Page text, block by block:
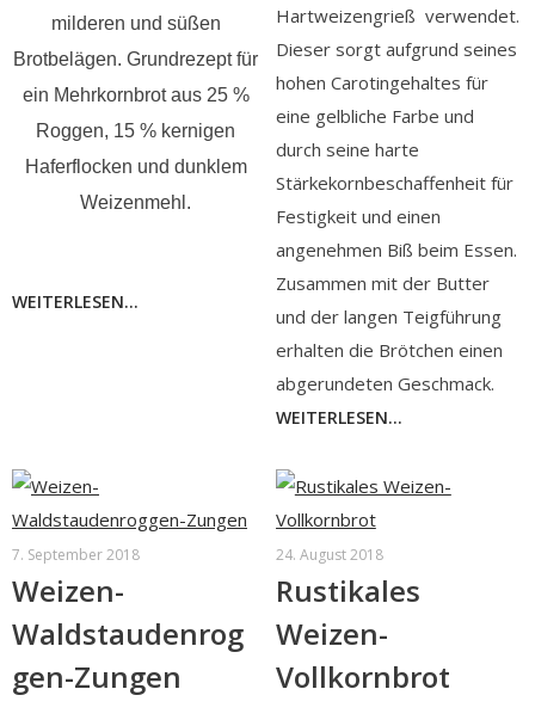
milderen und süßen
Brotbelägen. Grundrezept für
ein Mehrkornbrot aus 25 %
Roggen, 15 % kernigen
Haferflocken und dunklem
Weizenmehl.
WEITERLESEN...
Hartweizengrieß verwendet.
Dieser sorgt aufgrund seines
hohen Carotingehaltes für
eine gelbliche Farbe und
durch seine harte
Stärkekornbeschaffenheit für
Festigkeit und einen
angenehmen Biß beim Essen.
Zusammen mit der Butter
und der langen Teigführung
erhalten die Brötchen einen
abgerundeten Geschmack.
WEITERLESEN...
7. September 2018
Weizen-
Waldstaudenrog
gen-Zungen
24. August 2018
Rustikales
Weizen-
Vollkornbrot